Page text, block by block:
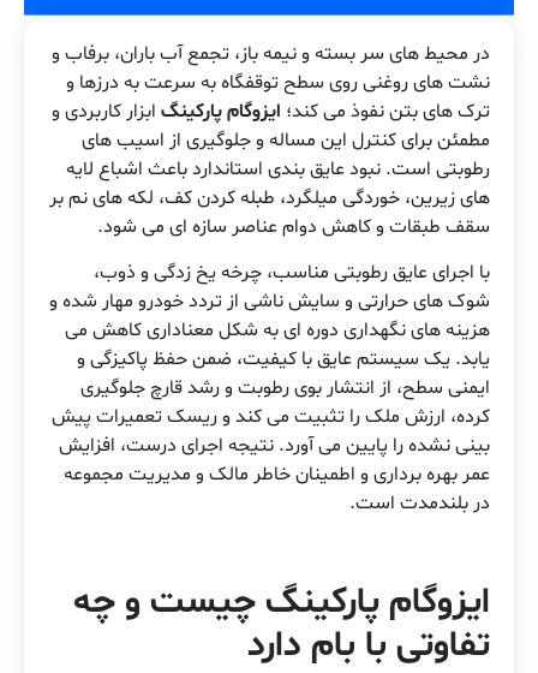
در محیط های سر بسته و نیمه باز، تجمع آب باران، برفاب و
نشت های روغنی روی سطح توقفگاه به سرعت به درزها و
ترک های بتن نفوذ می کند؛ ایزوگام پارکینگ ابزار کاربردی و
مطمئن برای کنترل این مساله و جلوگیری از اسیب های
رطوبتی است. نبود عایق بندی استاندارد باعث اشباع لایه
های زیرین، خوردگی میلگرد، طبله کردن کف، لکه های نم بر
سقف طبقات و کاهش دوام عناصر سازه ای می شود.
با اجرای عایق رطوبتی مناسب، چرخه یخ زدگی و ذوب،
شوک های حرارتی و سایش ناشی از تردد خودرو مهار شده و
هزینه های نگهداری دوره ای به شکل معناداری کاهش می
یابد. یک سیستم عایق با کیفیت، ضمن حفظ پاکیزگی و
ایمنی سطح، از انتشار بوی رطوبت و رشد قارچ جلوگیری
کرده، ارزش ملک را تثبیت می کند و ریسک تعمیرات پیش
بینی نشده را پایین می آورد. نتیجه اجرای درست، افزایش
عمر بهره برداری و اطمینان خاطر مالک و مدیریت مجموعه
در بلندمدت است.
ایزوگام پارکینگ چیست و چه
تفاوتی با بام دارد